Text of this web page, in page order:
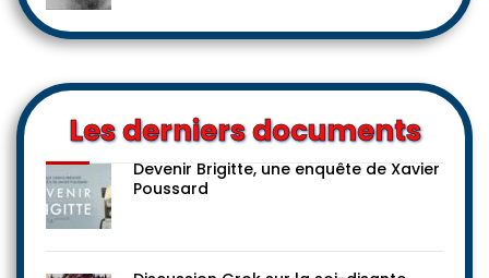
Les derniers documents
Devenir Brigitte, une enquête de Xavier
Poussard